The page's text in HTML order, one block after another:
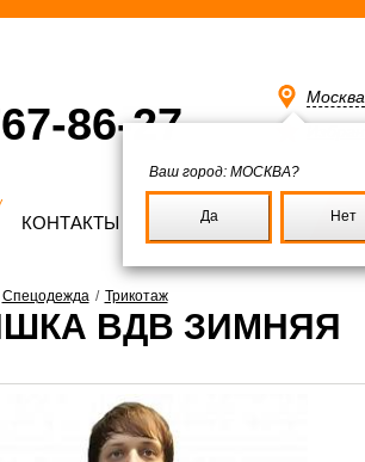
86-27
Москва
Ваш город: МОСКВА?
Да Нет
КОНТАКТЫ
Спецодежда / Трикотаж
ВДВ ЗИМНЯЯ